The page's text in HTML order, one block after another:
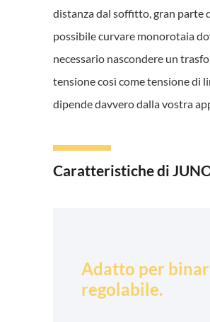
distanza dal soffitto, gran parte
possibile curvare monorotaia
necessario nascondere un
tensione così come tensione di
dipende davvero dalla vostra
Caratteristiche di
Adatto per
regolabile.